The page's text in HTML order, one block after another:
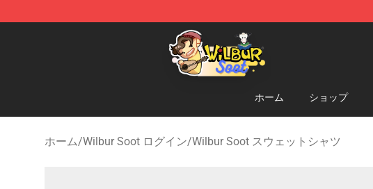
Wilbur Soot Shop - Official Wilbur Soot Merchandise Store
ホーム ショップ
ホーム/Wilbur Soot ログイン/Wilbur Soot スウェットシャツ